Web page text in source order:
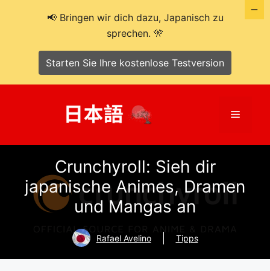
Menü
Crunchyroll: Sieh dir
japanische Animes, Dramen
und Mangas an
Rafael Avelino Tipps
📢 Bringen wir dich dazu, Japanisch zu
sprechen. 🎌
Starten Sie Ihre kostenlose Testversion